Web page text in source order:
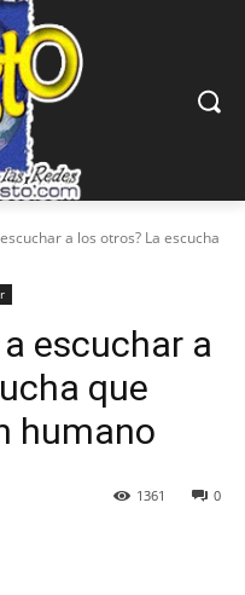
a los otros? La escucha
escuchar a
que
humano
0
1361